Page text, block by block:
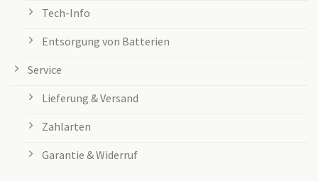
Tech-Info
Entsorgung von Batterien
Service
Lieferung & Versand
Zahlarten
Garantie & Widerruf